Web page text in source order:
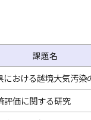
課題名
おける越境大気汚染
評価に関する研究